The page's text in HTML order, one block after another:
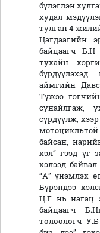
бүлэглэн
худал
тулган 4
Цагдаагийн
байцаагч
тухайн
аймгийн
Түжээ
сунайлгаж,
сүрдүүлж,
байсан,
хэл” гээд үг
хэлээд
“А” үнэмлэх
Бүрэндээ
Ц.Г нь нагац
байцаагч
төлөөлөгч